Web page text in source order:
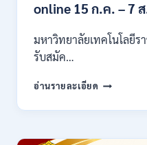
/
ต้อง
ก
กพ.
สมัคร
online 15 ก.ค. – 7
มหาวิทยาลัยเทคโนโลยีร
รับสมัค…
อ่านรายละเอียด มหาวิทยาลัย
ราช
ล้าน